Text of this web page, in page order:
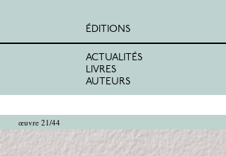
ÉDITIONS
ACTUALITÉS
LIVRES
AUTEURS
œuvre 21/44